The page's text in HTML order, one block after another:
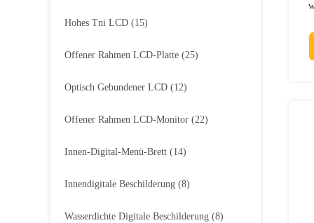
Hohes Tni LCD (15)
Offener Rahmen LCD-Platte (25)
Optisch Gebundener LCD (12)
Offener Rahmen LCD-Monitor (22)
Innen-Digital-Menü-Brett (14)
Innendigitale Beschilderung (8)
Wasserdichte Digitale Beschilderung (8)